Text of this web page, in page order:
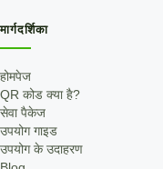
मार्गदर्शिका
होमपेज
QR कोड क्या है?
सेवा पैकेज
उपयोग गाइड
उपयोग के उदाहरण